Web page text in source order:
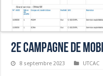
2e campagne de
8 septembre 2023 UTCAC